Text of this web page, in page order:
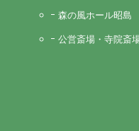
森の風ホール昭島
公営斎場・寺院斎